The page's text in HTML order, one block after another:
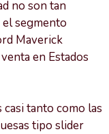
no son tan
el segmento
Maverick
en Estados
casi tanto como las
tipo slider